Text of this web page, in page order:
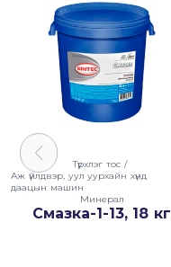
Түрхлэг тос /
Аж үйлдвэр, уул уурхайн хүнд
даацын машин
Минерал
Смазка-1-13, 18 кг